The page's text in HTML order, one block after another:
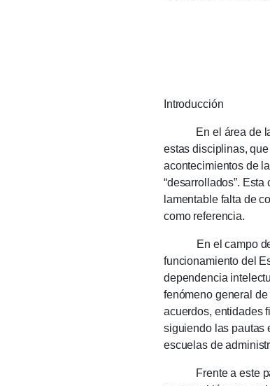
Introducción
En el área de las
estas disciplinas,
acontecimientos de
“desarrollados”. Esta
lamentable falta de
como referencia.
En el campo
funcionamiento del
dependencia
fenómeno general
acuerdos, entidades
siguiendo las pautas
escuelas de
Frente a este